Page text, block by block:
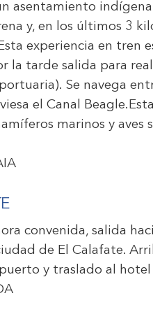
asentamiento
y, en los últimos 3
experiencia en tren
la tarde salida para
Se navega
el Canal Beagle.
marinos y aves
convenida, salida
de El Calafate.
y traslado al hotel